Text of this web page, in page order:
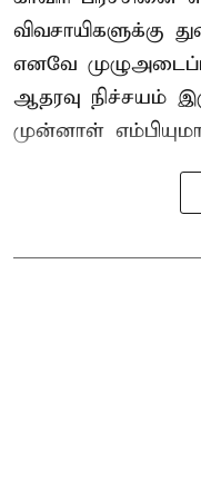
விவசாயிகளுக்கு
எனவே
ஆதரவு நிச்சயம்
முன்னாள்